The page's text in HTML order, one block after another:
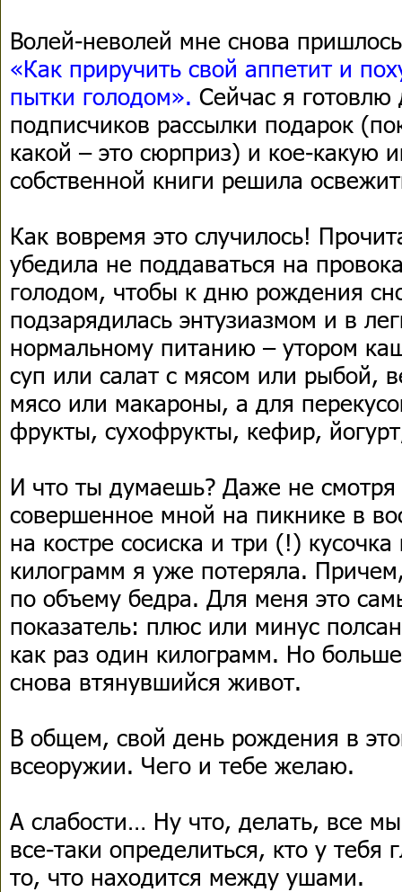
Волей-неволей мне снова
«Как приручить свой аппетит и
пытки голодом». Сейчас я готовлю
подписчиков рассылки подарок
какой – это сюрприз) и кое-какую
собственной книги решила
Как вовремя это случилось!
убедила не поддаваться на
голодом, чтобы к дню рождения
подзарядилась энтузиазмом и в
нормальному питанию – утором
суп или салат с мясом или рыбой,
мясо или макароны, а для
фрукты, сухофрукты, кефир,
И что ты думаешь? Даже не смотря
совершенное мной на пикнике в
на костре сосиска и три (!)
килограмм я уже потеряла.
по объему бедра. Для меня это
показатель: плюс или минус
как раз один килограмм. Но
снова втянувшийся живот.
В общем, свой день рождения в
всеоружии. Чего и тебе желаю.
А слабости… Ну что, делать, все
все-таки определиться, кто у
то, что находится между ушами.